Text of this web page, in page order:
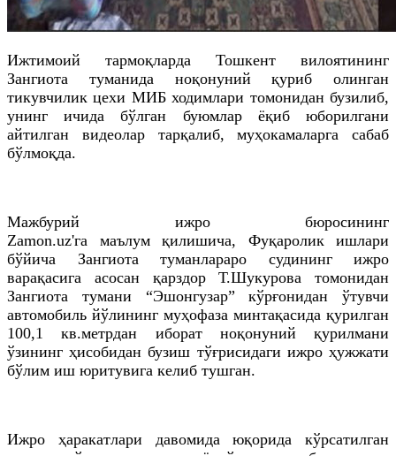
Ижтимоий тармоқларда Тошкент вилоятининг
Зангиота туманида ноқонуний қуриб олинган
тикувчилик цехи МИБ ходимлари томонидан бузилиб,
унинг ичида бўлган буюмлар ёқиб юборилгани
айтилган видеолар тарқалиб, муҳокамаларга сабаб
бўлмоқда.
Мажбурий ижро бюросининг
Zamon.uz'га маълум қилишича, Фуқаролик ишлари
бўйича Зангиота туманлараро судининг ижро
варақасига асосан қарздорТ.Шукурова томонидан
Зангиота тумани “Эшонгузар”кўрғонидан ўтувчи
автомобиль йўлининг муҳофаза минтақасида қурилган
100,1кв.метрдан иборат ноқонуний қурилмани
ўзининг ҳисобидан бузиш тўғрисидаги ижро ҳужжати
бўлим иш юритувига келиб тушган.
Ижро ҳаракатлари давомида юқорида кўрсатилган